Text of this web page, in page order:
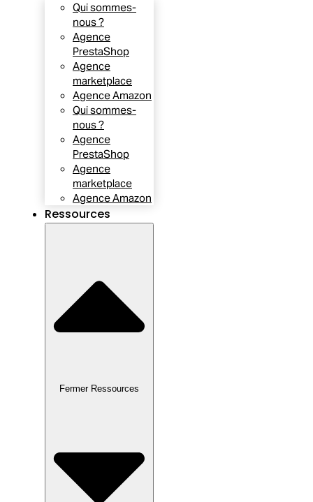
Qui sommes-
nous ?
Agence
PrestaShop
Agence
marketplace
Agence Amazon
Qui sommes-
nous ?
Agence
PrestaShop
Agence
marketplace
Agence Amazon
Ressources
Fermer Ressources